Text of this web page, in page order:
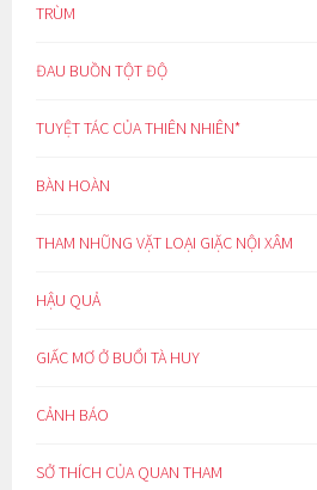
TRÙM
ĐAU BUỒN TỘT ĐỘ
TUYỆT TÁC CỦA THIÊN NHIÊN*
BÀN HOÀN
THAM NHŨNG VẶT LOẠI GIẶC NỘI XÂM
HẬU QUẢ
GIẤC MƠ Ở BUỔI TÀ HUY
CẢNH BÁO
SỞ THÍCH CỦA QUAN THAM